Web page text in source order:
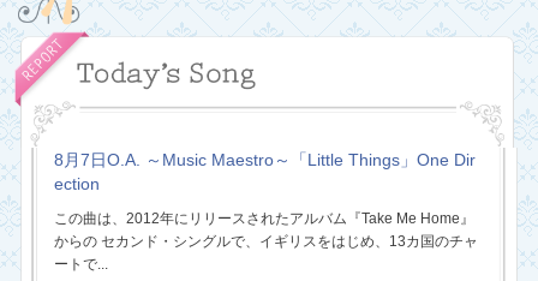
8月7日O.A. ～Music Maestro～「Little Things」One Dir
ection
この曲は、2012年にリリースされたアルバム『Take Me Home』
からの セカンド・シングルで、イギリスをはじめ、13カ国のチャ
ートで...